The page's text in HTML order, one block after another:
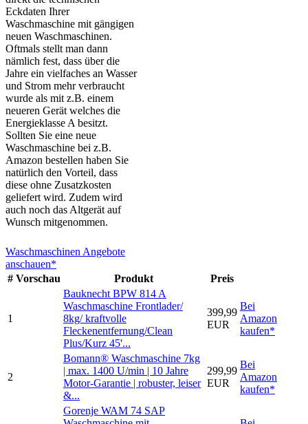
Eckdaten Ihrer
Waschmaschine mit gängigen
neuen Waschmaschinen.
Oftmals stellt man dann
nämlich fest, dass über die
Jahre ein vielfaches an Wasser
und Strom mehr verbraucht
wurde als mit z.B. einem
neueren Gerät welches die
Energieklasse A besitzt.
Sollten Sie eine neue
Waschmaschine bei z.B.
Amazon bestellen haben Sie
natürlich den Vorteil, dass
diese ohne Zusatzkosten
geliefert wird. Zudem wird
auch noch das Altgerät auf
Wunsch mitgenommen.
Waschmaschinen Angebote
anschauen*
# Vorschau Produkt Preis
1
Bauknecht BPW 814 A
Waschmaschine Frontlader/
8kg/ kraftvolle
Fleckenentfernung/Clean
Plus/Kurz 45'...
399,99
EUR
Bei
Amazon
kaufen*
2
Bomann® Waschmaschine 7kg
| max. 1400 U/min | 10 Jahre
Motor-Garantie | robuster, leiser
&...
299,99
EUR
Bei
Amazon
kaufen*
Gorenje WAM 74 SAP